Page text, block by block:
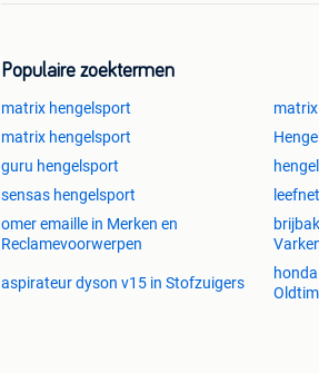
Populaire zoektermen
matrix hengelsport
matrix hengelsport
guru hengelsport
sensas hengelsport
omer emaille in Merken en
Reclamevoorwerpen
aspirateur dyson v15 in Stofzuigers